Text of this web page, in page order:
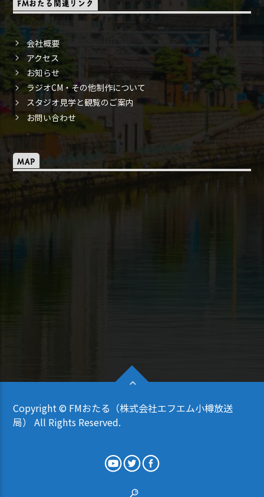
FMおたる関連リンク
会社概要
アクセス
お知らせ
ラジオCM・その他制作について
スタジオ見学と観覧のご案内
お問い合わせ
MAP
Copyright © FMおたる（株式会社エフエム小樽放送
局） All Rights Reserved.